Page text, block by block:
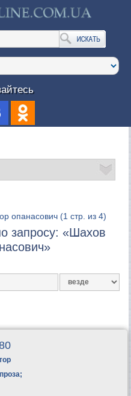
опанасович (1 стр. из 4)
запросу: «Шахов
;